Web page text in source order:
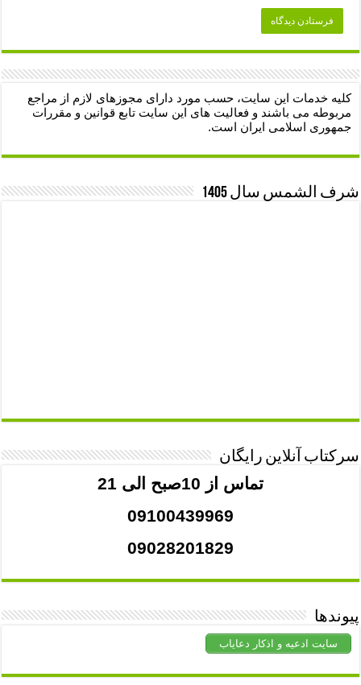
کلیه خدمات این سایت، حسب مورد دارای مجوزهای لازم از مراجع
مربوطه می باشند و فعالیت های این سایت تابع قوانین و مقررات
جمهوری اسلامی ایران است.
شرف الشمس سال 1405
سرکتاب آنلاین رایگان
تماس از 10صبح الی 21
09100439969
09028201829
پیوندها
سایت ادعیه و اذکار دعایاب